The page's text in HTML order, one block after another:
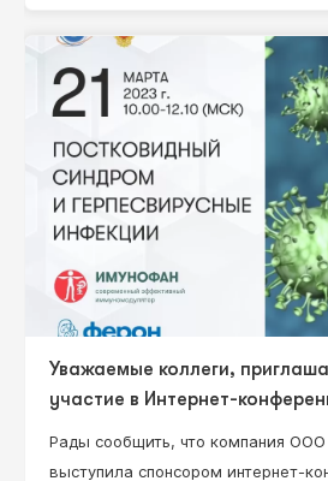
доктор медицинских наук,
Уважаемые коллеги,
участие в Интернет-
Рады сообщить, что компания ООО
выступила спонсором интернет-